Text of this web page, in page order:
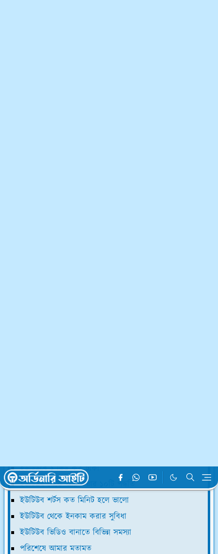
ইউটিউবে ১ ভিউ কত টাকা
ইউটিউব থেকে আয় করার ১০টি পদ্ধতি
ইউটিউব শর্টস কত মিনিট হলে ভালো
ইউটিউব থেকে ইনকাম করার সুবিধা
ইউটিউব ভিডিও বানাতে বিভিন্ন সমস্যা
পরিশেষে আমার মতামত